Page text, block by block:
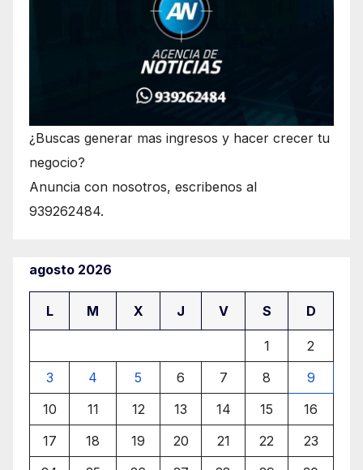
¿Buscas generar mas ingresos y hacer crecer tu
negocio?
Anuncia con nosotros, escribenos al
939262484.
agosto 2026
L M X J V S D
1
2
3
4 5 6 7 8
9
10
11 12 13 14 15
16
17
18 19 20 21 22
23